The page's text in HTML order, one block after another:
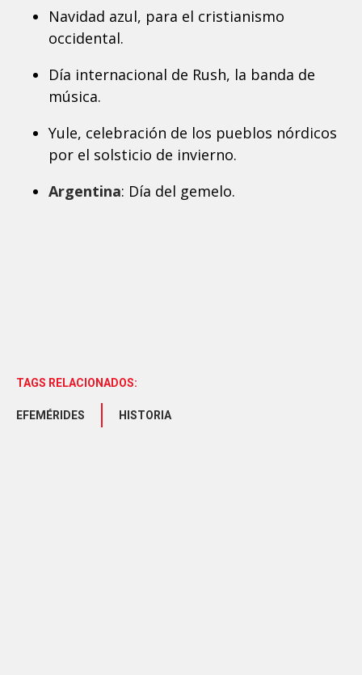
Navidad azul, para el cristianismo
occidental.
Día internacional de Rush, la banda de
música.
Yule, celebración de los pueblos nórdicos
por el solsticio de invierno.
Argentina: Día del gemelo.
TAGS RELACIONADOS:
EFEMÉRIDES HISTORIA